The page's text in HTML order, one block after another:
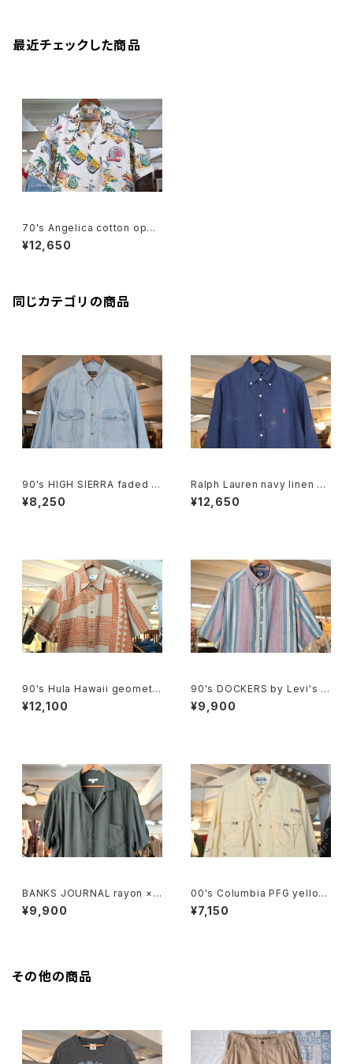
最近チェックした商品
70's Angelica cotton open
-collar Shirt "Made in U.S.
A."
¥12,650
同じカテゴリの商品
90's HIGH SIERRA faded in
digo denim Shirt
¥8,250
Ralph Lauren navy linen B.
D. Shirt
¥12,650
90's Hula Hawaii geometri
c tribal pattern Shirt
¥12,100
90's DOCKERS by Levi's m
ulti-stripe and botanical S
hirt
¥9,900
BANKS JOURNAL rayon ×li
nen open-collar Shirt
¥9,900
00's Columbia PFG yellow
-beige nylon Shirt
¥7,150
その他の商品